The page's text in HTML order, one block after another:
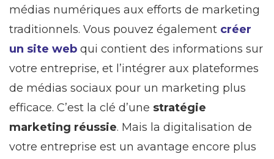
médias numériques aux efforts de marketing
traditionnels. Vous pouvez également créer
un site web qui contient des informations sur
votre entreprise, et l’intégrer aux plateformes
de médias sociaux pour un marketing plus
efficace. C’est la clé d’une stratégie
marketing réussie. Mais la digitalisation de
votre entreprise est un avantage encore plus